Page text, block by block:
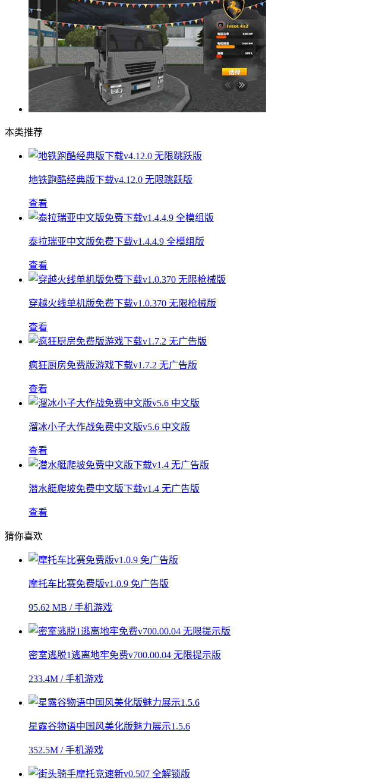
本类推荐
地铁跑酷经典版下载v4.12.0 无限跳跃版
查看
泰拉瑞亚中文版免费下载v1.4.4.9 全模组版
查看
穿越火线单机版免费下载v1.0.370 无限枪械版
查看
疯狂厨房免费版游戏下载v1.7.2 无广告版
查看
溜冰小子大作战免费中文版v5.6 中文版
查看
潜水艇爬坡免费中文版下载v1.4 无广告版
查看
猜你喜欢
摩托车比赛免费版v1.0.9 免广告版
95.62 MB / 手机游戏
密室逃脱1逃离地牢免费v700.00.04 无限提示版
233.4M / 手机游戏
星露谷物语中国风美化版魅力展示1.5.6
352.5M / 手机游戏